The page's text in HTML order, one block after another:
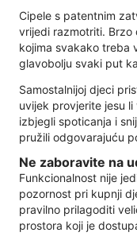
Cipele s patentnim
vrijedi razmotriti. Brzo
kojima svakako treba
glavobolju svaki put
Samostalnijoj djeci
uvijek provjerite jesu
izbjegli spoticanja i
pružili odgovarajuću
Ne zaboravite na
Funkcionalnost nije
pozornost pri kupnji
pravilno prilagoditi
prostora koji je